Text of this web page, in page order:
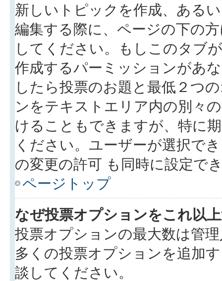
新しいトピックを作成、ある
編集する際に、ページの下の
してください。もしこのタブ
作成するパーミッションがあ
したら投票のお題と最低２つ
ンをテキストエリア内の別々
けることもできますが、特に
ください。ユーザーが選択で
の変更の許可 も同時に設定で
ページトップ
なぜ投票オプションをこれ以
投票オプションの最大数は管
多くの投票オプションを追加
談してください。